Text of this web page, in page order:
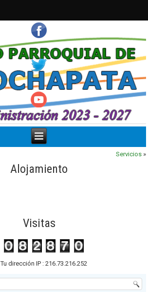
Servicios»
Alojamiento
Visitas
Tu dirección IP : 216.73.216.252